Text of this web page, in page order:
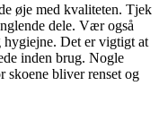
øje med kvaliteten. Tjek
dele. Vær også
hygiejne. Det er vigtigt at
inden brug. Nogle
skoene bliver renset og